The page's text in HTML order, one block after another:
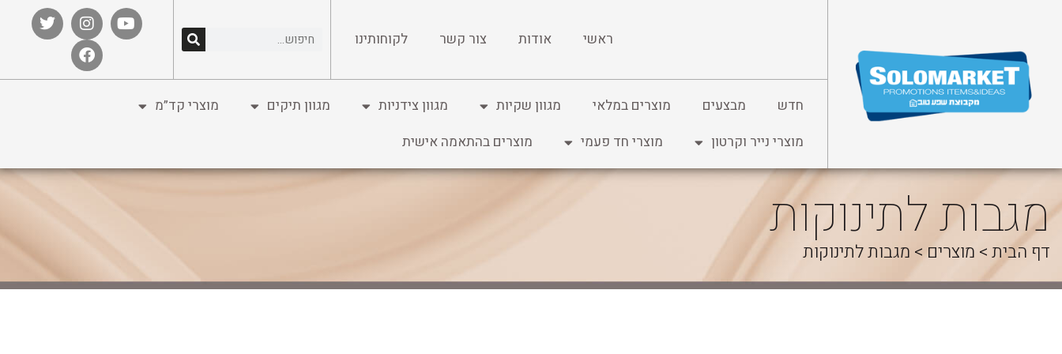
ראשי אודות צור קשר לקוחותינו
חדש מבצעים מוצרים במלאי מגוון שקיות מגוון צידניות מגוון תיקים
מוצרי קד”מ
מוצרי נייר וקרטון
מוצרי חד פעמי מוצרים בהתאמה אישית
מגבות לתינוקות
דף הבית> מוצרים > מגבות לתינוקות